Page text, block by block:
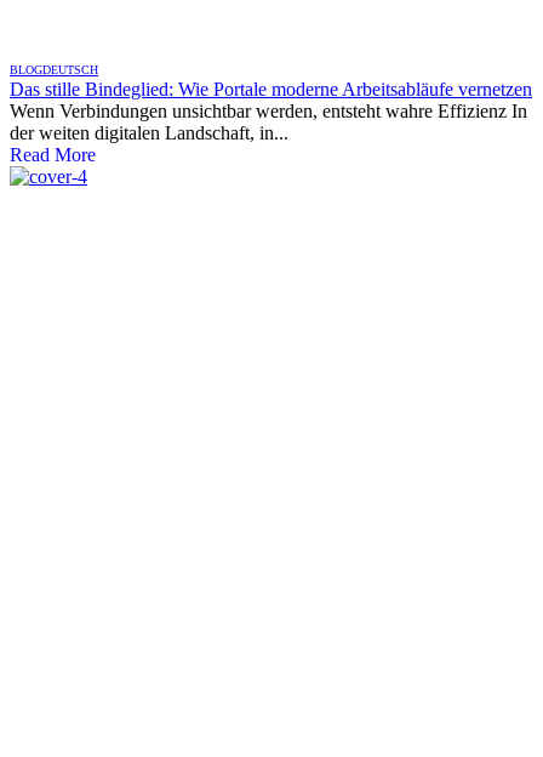
BLOGDEUTSCH
Das stille Bindeglied: Wie Portale moderne Arbeitsabläufe vernetzen
Wenn Verbindungen unsichtbar werden, entsteht wahre Effizienz In
der weiten digitalen Landschaft, in...
Read More